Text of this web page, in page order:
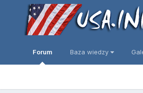
Forum Baza wiedzy